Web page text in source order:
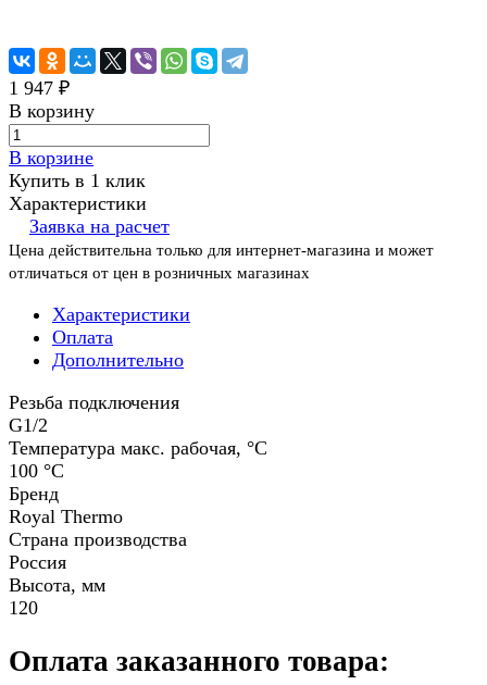
1 947 ₽
В корзину
В корзине
Купить в 1 клик
Характеристики
Заявка на расчет
Цена действительна только для интернет-магазина и может
отличаться от цен в розничных магазинах
Характеристики
Оплата
Дополнительно
Резьба подключения
G1/2
Температура макс. рабочая, °C
100 °С
Бренд
Royal Thermo
Страна производства
Россия
Высота, мм
120
Оплата заказанного товара: